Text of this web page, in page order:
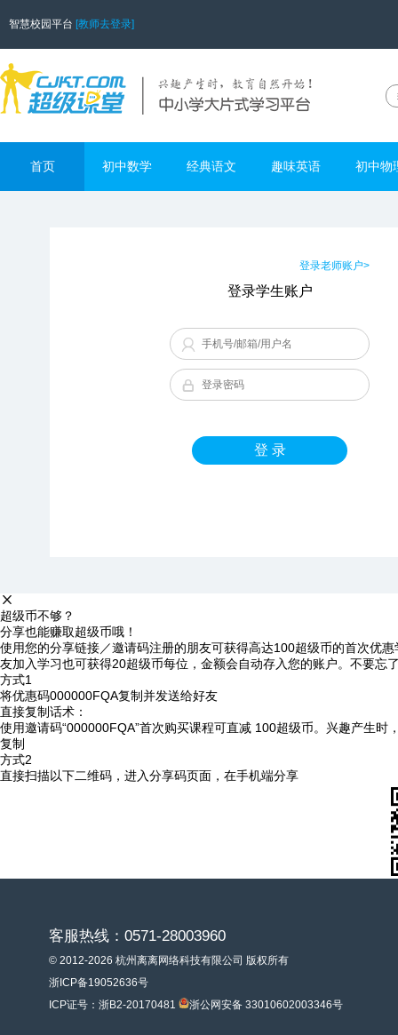
智慧校园平台 [教师去登录]
首页 初中数学 经典语文 趣味英语 初中物
登录老师账户>
登录学生账户
登 录
超级币不够？
分享也能赚取超级币哦！
使用您的分享链接／邀请码注册的朋友可获得高达100超级币的首次优
友加入学习也可获得20超级币每位，金额会自动存入您的账户。不要忘
方式1
将优惠码000000FQA复制并发送给好友
直接复制话术：
使用邀请码“000000FQA”首次购买课程可直减 100超级币。兴趣产生时
复制
方式2
直接扫描以下二维码，进入分享码页面，在手机端分享
客服热线：0571-28003960
© 2012-2026 杭州离离网络科技有限公司 版权所有
浙ICP备19052636号
ICP证号：浙B2-20170481
浙公网安备 33010602003346号